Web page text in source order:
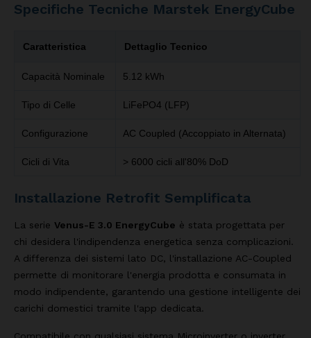
Specifiche Tecniche Marstek EnergyCube
Caratteristica Dettaglio Tecnico
Capacità Nominale 5.12 kWh
Tipo di Celle LiFePO4 (LFP)
Configurazione AC Coupled (Accoppiato in Alternata)
Cicli di Vita > 6000 cicli all'80% DoD
Installazione Retrofit Semplificata
La serie Venus-E 3.0 EnergyCube è stata progettata per
chi desidera l'indipendenza energetica senza complicazioni.
A differenza dei sistemi lato DC, l'installazione AC-Coupled
permette di monitorare l'energia prodotta e consumata in
modo indipendente, garantendo una gestione intelligente dei
carichi domestici tramite l'app dedicata.